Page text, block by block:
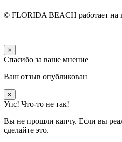
© FLORIDA BEACH работает на
×
Спасибо за ваше мнение
Ваш отзыв опубликован
×
Упс! Что-то не так!
Вы не прошли капчу. Если вы
сделайте это.